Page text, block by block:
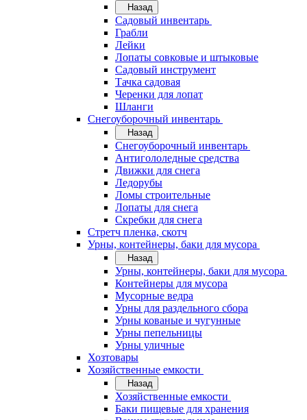
Назад
Садовый инвентарь
Грабли
Лейки
Лопаты совковые и штыковые
Садовый инструмент
Тачка садовая
Черенки для лопат
Шланги
Снегоуборочный инвентарь
Назад
Снегоуборочный инвентарь
Антигололедные средства
Движки для снега
Ледорубы
Ломы строительные
Лопаты для снега
Скребки для снега
Стретч пленка, скотч
Урны, контейнеры, баки для мусора
Назад
Урны, контейнеры, баки для мусора
Контейнеры для мусора
Мусорные ведра
Урны для раздельного сбора
Урны кованые и чугунные
Урны пепельницы
Урны уличные
Хозтовары
Хозяйственные емкости
Назад
Хозяйственные емкости
Баки пищевые для хранения